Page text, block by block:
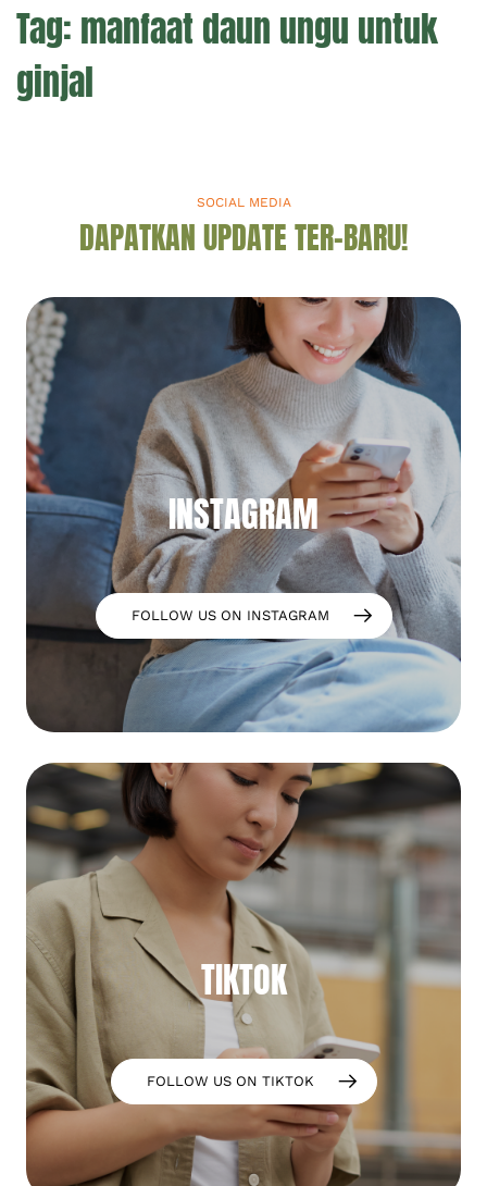
Tag: manfaat daun ungu untuk
ginjal
SOCIAL MEDIA
DAPATKAN UPDATE TER-BARU!
INSTAGRAM
FOLLOW US ON INSTAGRAM
TIKTOK
FOLLOW US ON TIKTOK